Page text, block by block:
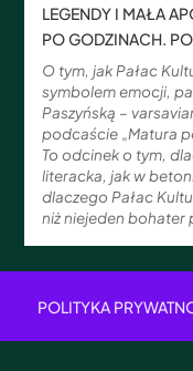
LEGENDY I MAŁA
PO GODZINACH.
O tym, jak Pałac
symbolem emocji,
Paszyńską –
podcaście „Matura
To odcinek o tym,
literacka, jak w
dlaczego Pałac
niż niejeden bohater
POLITYKA